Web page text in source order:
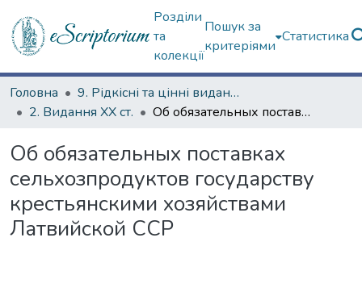
Розділи
та
колекції
Пошук за
критеріями
Статистика
Головна
9. Рідкісні та цінні видання
2. Видання ХХ ст.
Об обязательных поставках сельхозпродуктов государству крестьянскими хозяйствами Латвийской ССР
Об обязательных поставках
сельхозпродуктов государству
крестьянскими хозяйствами
Латвийской ССР